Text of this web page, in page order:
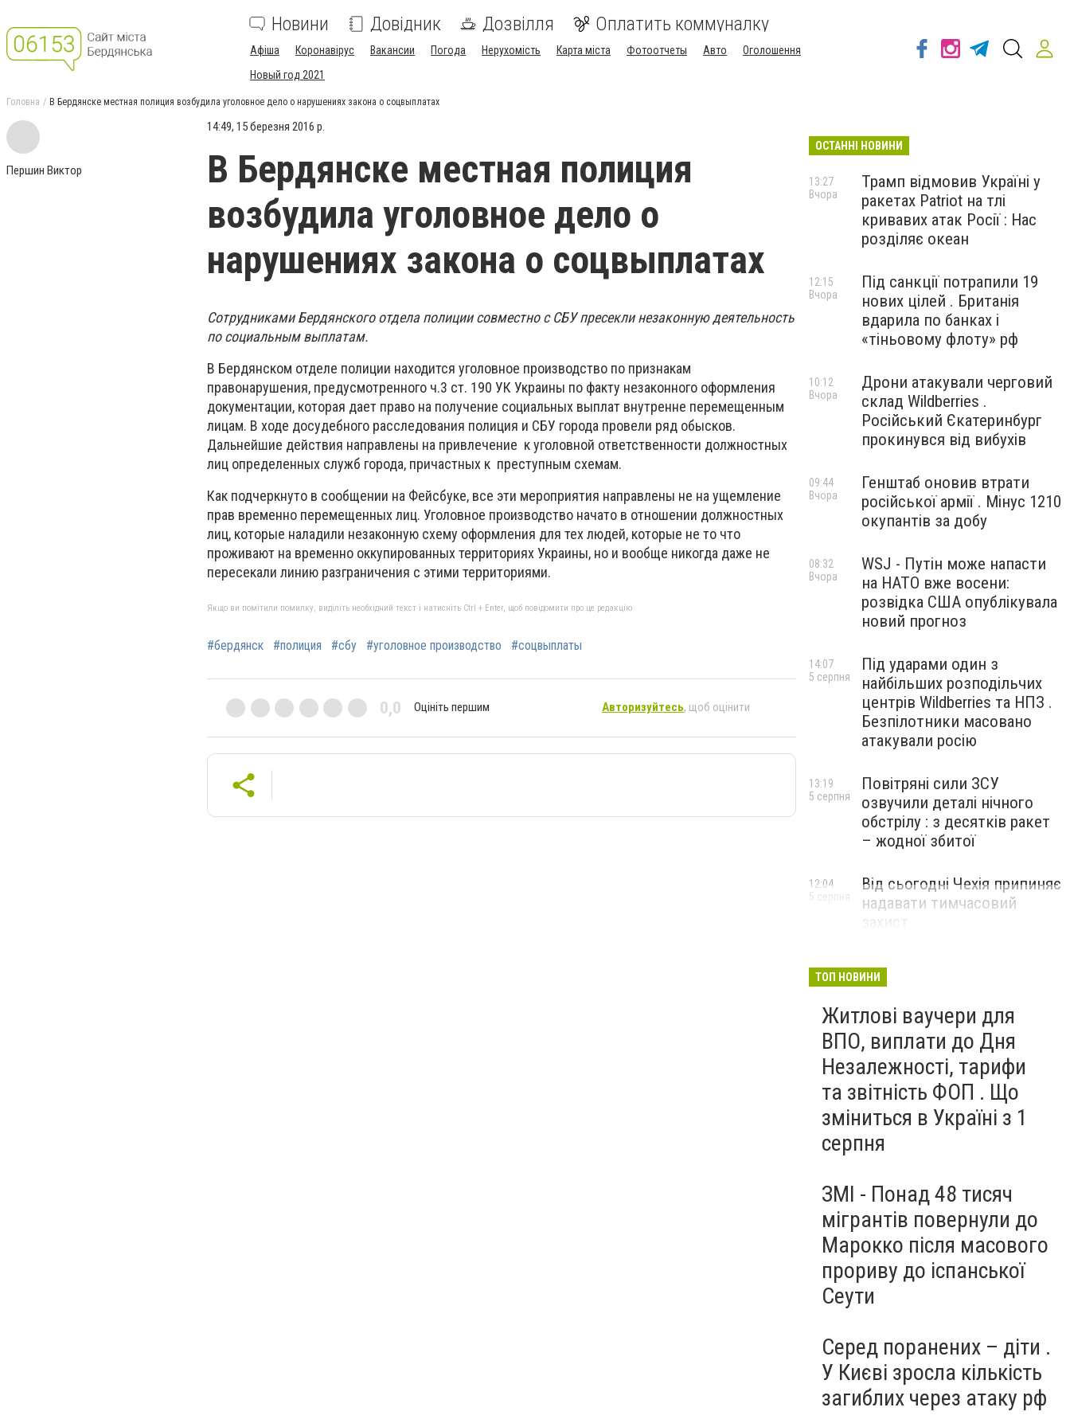
Новини Довідник Дозвілля Оплатить коммуналку
Афіша Коронавірус Вакансии Погода Нерухомість Карта міста Фотоотчеты Авто
Оголошення
Новый год 2021
Головна В Бердянске местная полиция возбудила уголовное дело о нарушениях закона о соцвыплатах
Першин Виктор
14:49, 15 березня 2016 р.
В Бердянске местная полиция
возбудила уголовное дело о
нарушениях закона о соцвыплатах
Сотрудниками Бердянского отдела полиции совместно с СБУ пресекли незаконную деятельность
по социальным выплатам.
В Бердянском отделе полиции находится уголовное производство по признакам
правонарушения, предусмотренного ч.3 ст. 190 УК Украины по факту незаконного оформления
документации, которая дает право на получение социальных выплат внутренне перемещенным
лицам. В ходе досудебного расследования полиция и СБУ города провели ряд обысков.
Дальнейшие действия направлены на привлечение к уголовной ответственности должностных
лиц определенных служб города, причастных к преступным схемам.
Как подчеркнуто в сообщении на Фейсбуке, все эти мероприятия направлены не на ущемление
прав временно перемещенных лиц. Уголовное производство начато в отношении должностных
лиц, которые наладили незаконную схему оформления для тех людей, которые не то что
проживают на временно оккупированных территориях Украины, но и вообще никогда даже не
пересекали линию разграничения с этими территориями.
Якщо ви помітили помилку, виділіть необхідний текст і натисніть Ctrl + Enter, щоб повідомити про це редакцію
#бердянск #полиция #сбу #уголовное производство #соцвыплаты
0,0 Оцініть першим Авторизуйтесь, щоб оцінити
ОСТАННІ НОВИНИ
Трамп відмовив Україні у
ракетах Patriot на тлі
кривавих атак Росії : Нас
розділяє океан
13:27
Вчора
Під санкції потрапили 19
нових цілей . Британія
вдарила по банках і
«тіньовому флоту» рф
12:15
Вчора
Дрони атакували черговий
склад Wildberries .
Російський Єкатеринбург
прокинувся від вибухів
10:12
Вчора
Генштаб оновив втрати
російської армії . Мінус 1210
окупантів за добу
09:44
Вчора
WSJ - Путін може напасти
на НАТО вже восени:
розвідка США опублікувала
новий прогноз
08:32
Вчора
Під ударами один з
найбільших розподільчих
центрів Wildberries та НПЗ .
Безпілотники масовано
атакували росію
14:07
5 серпня
Повітряні сили ЗСУ
озвучили деталі нічного
обстрілу : з десятків ракет
– жодної збитої
13:19
5 серпня
Від сьогодні Чехія припиняє
надавати тимчасовий
12:04
5 серпня
ТОП НОВИНИ
Житлові ваучери для
ВПО, виплати до Дня
Незалежності, тарифи
та звітність ФОП . Що
зміниться в Україні з 1
серпня
ЗМІ - Понад 48 тисяч
мігрантів повернули до
Марокко після масового
прориву до іспанської
Сеути
Серед поранених – діти .
У Києві зросла кількість
загиблих через атаку рф